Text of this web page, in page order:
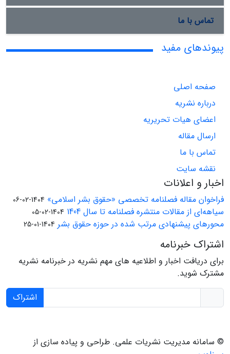
تماس با ما
پیوندهای مفید
صفحه اصلی
درباره نشریه
اعضای هیات تحریریه
ارسال مقاله
تماس با ما
نقشه سایت
اخبار و اعلانات
فراخوان مقاله فصلنامه تخصصی «حقوق بشر اسلامی» 1404-02-06
سیاهه‌ای از مقالات منتشره فصلنامه تا سال 1404 1404-02-05
محورهای پیشنهادی مرتب شده در حوزه حقوق بشر 1404-01-25
اشتراک خبرنامه
برای دریافت اخبار و اطلاعیه های مهم نشریه در خبرنامه نشریه
مشترک شوید.
اشتراک
© سامانه مدیریت نشریات علمی. طراحی و پیاده سازی از